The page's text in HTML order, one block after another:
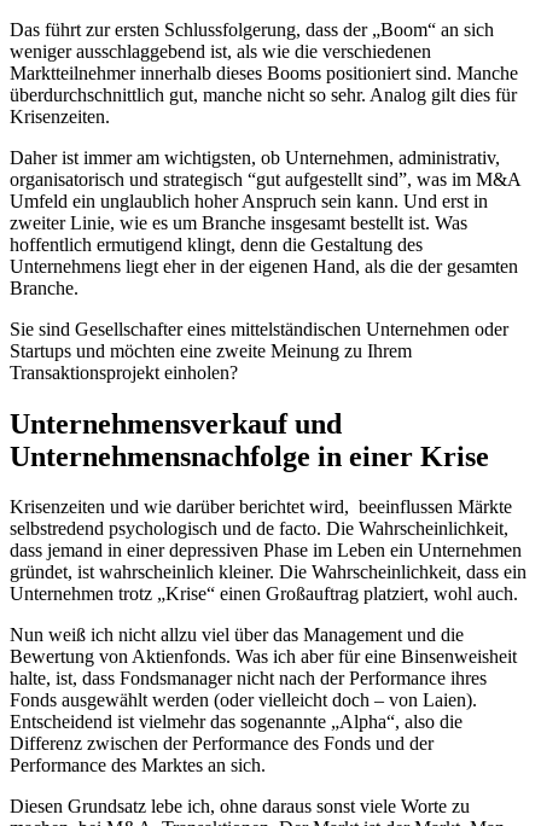
Das führt zur ersten Schlussfolgerung, dass der „Boom“ an sich
weniger ausschlaggebend ist, als wie die verschiedenen
Marktteilnehmer innerhalb dieses Booms positioniert sind. Manche
überdurchschnittlich gut, manche nicht so sehr. Analog gilt dies für
Krisenzeiten.
Daher ist immer am wichtigsten, ob Unternehmen, administrativ,
organisatorisch und strategisch “gut aufgestellt sind”, was im M&A
Umfeld ein unglaublich hoher Anspruch sein kann. Und erst in
zweiter Linie, wie es um Branche insgesamt bestellt ist. Was
hoffentlich ermutigend klingt, denn die Gestaltung des
Unternehmens liegt eher in der eigenen Hand, als die der gesamten
Branche.
Sie sind Gesellschafter eines mittelständischen Unternehmen oder
Startups und möchten eine zweite Meinung zu Ihrem
Transaktionsprojekt einholen?
Unternehmensverkauf und
Unternehmensnachfolge in einer Krise
Krisenzeiten und wie darüber berichtet wird, beeinflussen Märkte
selbstredend psychologisch und de facto. Die Wahrscheinlichkeit,
dass jemand in einer depressiven Phase im Leben ein Unternehmen
gründet, ist wahrscheinlich kleiner. Die Wahrscheinlichkeit, dass ein
Unternehmen trotz „Krise“ einen Großauftrag platziert, wohl auch.
Nun weiß ich nicht allzu viel über das Management und die
Bewertung von Aktienfonds. Was ich aber für eine Binsenweisheit
halte, ist, dass Fondsmanager nicht nach der Performance ihres
Fonds ausgewählt werden (oder vielleicht doch – von Laien).
Entscheidend ist vielmehr das sogenannte „Alpha“, also die
Differenz zwischen der Performance des Fonds und der
Performance des Marktes an sich.
Diesen Grundsatz lebe ich, ohne daraus sonst viele Worte zu